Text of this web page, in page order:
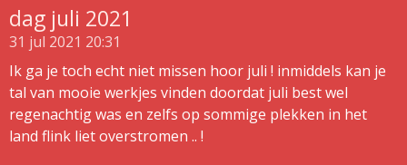
dag juli 2021
31 jul 2021 20:31
Ik ga je toch echt niet missen hoor juli ! inmiddels kan je
tal van mooie werkjes vinden doordat juli best wel
regenachtig was en zelfs op sommige plekken in het
land flink liet overstromen .. !